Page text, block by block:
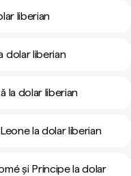
liberian
dolar liberian
la dolar liberian
la dolar liberian
și Príncipe la dolar